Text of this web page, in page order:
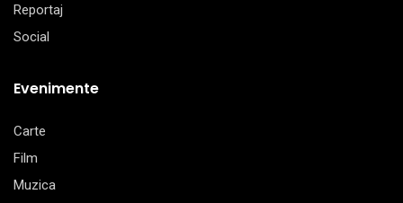
Reportaj
Social
Evenimente
Carte
Film
Muzica